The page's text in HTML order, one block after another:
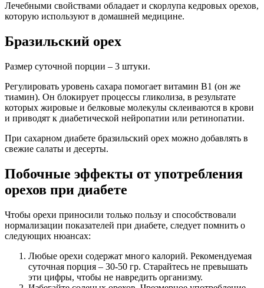
Лечебными свойствами обладает и скорлупа кедровых орехов,
которую используют в домашней медицине.
Бразильский орех
Размер суточной порции ‒ 3 штуки.
Регулировать уровень сахара помогает витамин В1 (он же
тиамин). Он блокирует процессы гликолиза, в результате
которых жировые и белковые молекулы склеиваются в крови
и приводят к диабетической нейропатии или ретинопатии.
При сахарном диабете бразильский орех можно добавлять в
свежие салаты и десерты.
Побочные эффекты от употребления
орехов при диабете
Чтобы орехи приносили только пользу и способствовали
нормализации показателей при диабете, следует помнить о
следующих нюансах:
Любые орехи содержат много калорий. Рекомендуемая
суточная порция ‒ 30-50 гр. Старайтесь не превышать
эти цифры, чтобы не навредить организму.